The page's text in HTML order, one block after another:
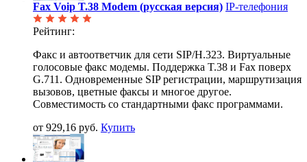
Fax Voip T.38 Modem (русская версия) IP-телефония
Рейтинг:
Факс и автоответчик для сети SIP/H.323. Виртуальные
голосовые факс модемы. Поддержка T.38 и Fax поверх
G.711. Одновременные SIP регистрации, маршрутизация
вызовов, цветные факсы и многое другое.
Совместимость со стандартными факс программами.
от 929,16 руб. Купить